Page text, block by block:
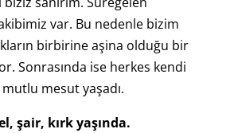
var. Bu nedenle bizim
birbirine aşina olduğu bir
Sonrasında ise herkes kendi
mutlu mesut yaşadı.
şair, kırk yaşında.